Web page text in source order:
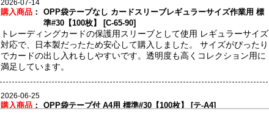
2026-07-14
購入商品：
OPP袋テープなし カードスリーブレギュラーサイズ作業用 標
準#30【100枚】 [C-65-90]
トレーディングカードの保護用スリーブとして使用 レギュラーサイズ
対応で、日本製だったため安心して購入しました。 サイズがぴったり
でカードの出し入れもしやすいです。透明度も高くコレクション用に
満足しています。
2026-06-25
購入商品： OPP袋テープ付 A4用 標準#30【100枚】 [テ-A4]